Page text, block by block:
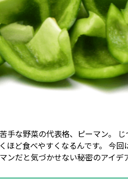
手な野菜の代表格、ピーマン。
ほど食べやすくなるんです。 今
ンだと気づかせない秘密のアイデ